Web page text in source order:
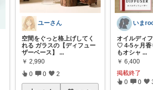
ユーさん
空間をぐっと格上げしてく
れる ガラスの【ディフュー
ザーベース】
...
￥ 2,990
0 0 2
オイルディ
♡ 4-5ヶ月香
もオシャ ...
￥ 6,400
掲載終了
0 0